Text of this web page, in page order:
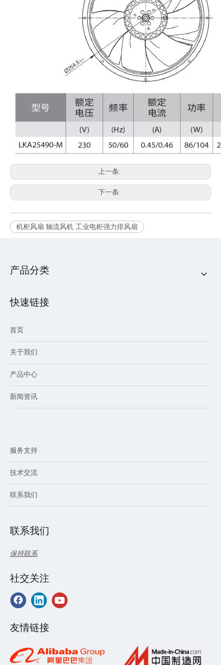
上一条:
下一条:
机柜风扇 轴流风机 工业电柜强力排风扇
产品分类
快速链接
首页
关于我们
产品中心
新闻资讯
服务支持
技术交流
联系我们
联系我们
保持联系
社交关注
友情链接